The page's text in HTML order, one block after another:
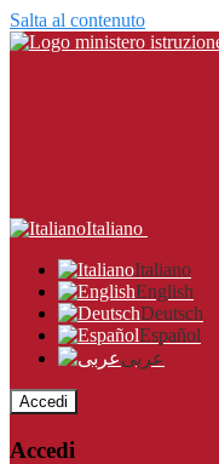
Salta al contenuto
Italiano
Italiano
English
Deutsch
Español
عربى
Accedi
Accedi